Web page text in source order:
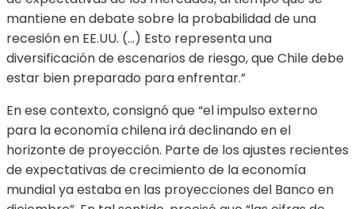
mantiene en debate sobre la probabilidad de una
recesión en EE.UU. (…) Esto representa una
diversificación de escenarios de riesgo, que Chile debe
estar bien preparado para enfrentar.”
En ese contexto, consignó que “el impulso externo
para la economía chilena irá declinando en el
horizonte de proyección. Parte de los ajustes recientes
de expectativas de crecimiento de la economía
mundial ya estaba en las proyecciones del Banco en